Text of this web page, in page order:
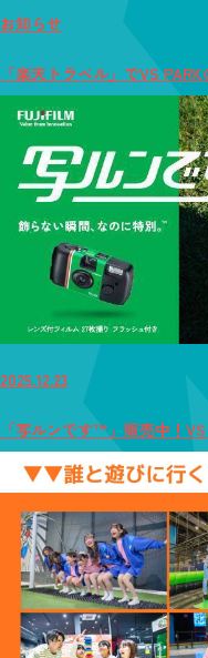
お知らせ
「楽天トラベル」でVS
2025.12.23
「写ルンです™」販売中！